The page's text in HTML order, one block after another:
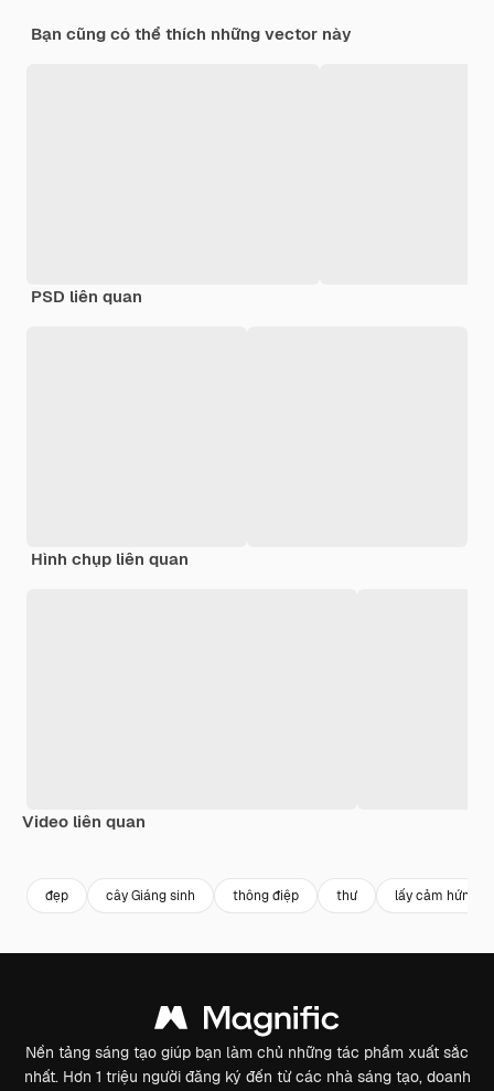
Bạn cũng có thể thích những vector này
PSD liên quan
Hình chụp liên quan
Video liên quan
đẹp cây Giáng sinh thông điệp thư lấy cảm hứng
Nền tảng sáng tạo giúp bạn làm chủ những tác phẩm xuất sắc
nhất. Hơn 1 triệu người đăng ký đến từ các nhà sáng tạo, doanh